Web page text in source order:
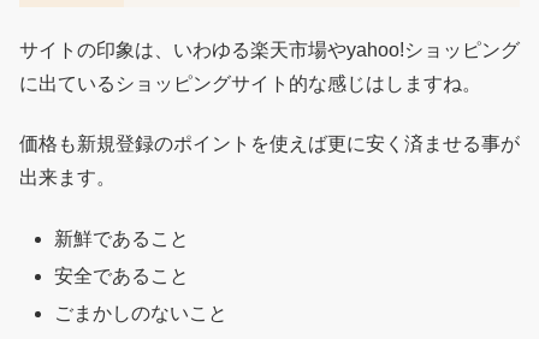
サイトの印象は、いわゆる楽天市場やyahoo!ショッピング
に出ているショッピングサイト的な感じはしますね。
価格も新規登録のポイントを使えば更に安く済ませる事が
出来ます。
新鮮であること
安全であること
ごまかしのないこと